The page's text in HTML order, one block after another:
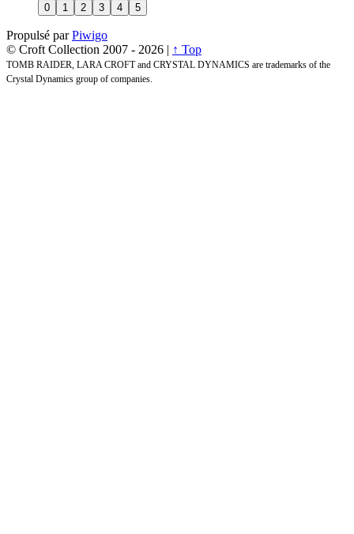
Propulsé parPiwigo
© Croft Collection 2007 - 2026 | ↑ Top
TOMB RAIDER, LARA CROFT and CRYSTAL DYNAMICS are trademarks of the
Crystal Dynamics group of companies.